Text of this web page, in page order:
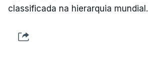
classificada na hierarquia mundial.